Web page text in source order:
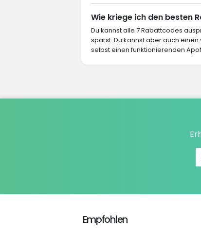
Wie kriege ich den besten
Du kannst alle 7 Rabattcodes
sparst. Du kannst aber auch
selbst einen funktionierenden
Empfohlen